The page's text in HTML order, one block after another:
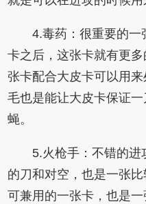
4.毒药：很重要的一
卡之后，这张卡就有更
张卡配合大皮卡可以用
毛也是能让大皮卡保证
蝇。
5.火枪手：不错的进
的刀和对空，也是一张
可兼用的一张卡，也是一